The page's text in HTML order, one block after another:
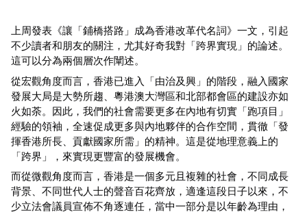
上周發表《讓「鋪橋搭路」成為香港改革代名詞》一文，引起
不少讀者和朋友的關注，尤其好奇我對「跨界實現」的論述。
這可以分為兩個層次作闡述。
從宏觀角度而言，香港已進入「由治及興」的階段，融入國家
發展大局是大勢所趨、粵港澳大灣區和北部都會區的建設亦如
火如荼。因此，我們的社會需要更多在內地有切實「跑項目」
經驗的領袖，全速促成更多與內地夥伴的合作空間，貫徹「發
揮香港所長、貢獻國家所需」的精神。這是從地理意義上的
「跨界」，來實現更豐富的發展機會。
而從微觀角度而言，香港是一個多元且複雜的社會，不同成長
背景、不同世代人士的聲音百花齊放，適逢這段日子以來，不
少立法會議員宣佈不角逐連任，當中一部分是以年齡為理由，